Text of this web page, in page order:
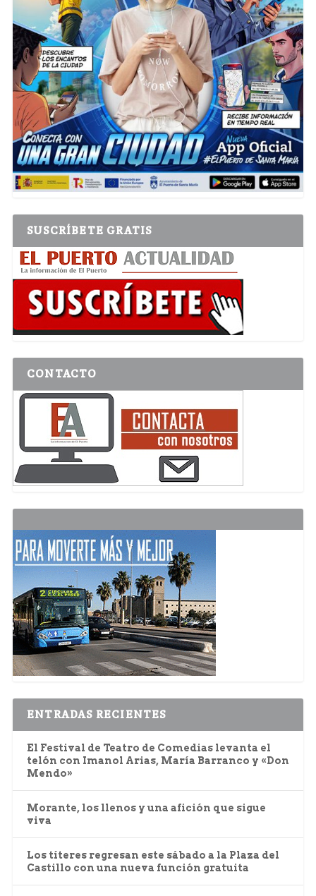
SUSCRÍBETE GRATIS
CONTACTO
ENTRADAS RECIENTES
El Festival de Teatro de Comedias levanta el
telón con Imanol Arias, María Barranco y «Don
Mendo»
Morante, los llenos y una afición que sigue
viva
Los títeres regresan este sábado a la Plaza del
Castillo con una nueva función gratuita